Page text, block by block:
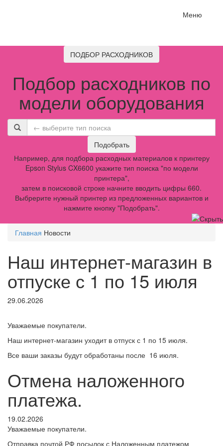
Меню
ПОДБОР РАСХОДНИКОВ
Подбор расходников по
модели оборудования
Подобрать
Например, для подбора расходных материалов к принтеру
Epson Stylus CX6600 укажите тип поиска "по модели
принтера",
затем в поисковой строке начните вводить цифры 660.
Выбрерите нужный принтер из предложенных вариантов и
нажмите кнопку "Подобрать".
Главная Новости
Наш интернет-магазин в
отпуске с 1 по 15 июля
29.06.2026
Уважаемые покупатели.
Наш интернет-магазин уходит в отпуск с 1 по 15 июля.
Все ваши заказы будут обработаны после 16 июля.
Отмена наложенного
платежа.
19.02.2026
Уважаемые покупатели.
Отправка почтой РФ посылок с Наложенным платежом